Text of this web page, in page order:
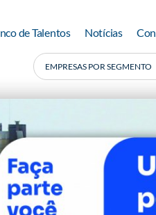
de Talentos Notícias